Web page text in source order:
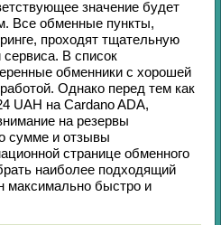
значение будет
Все обменные пункты,
проходят тщательную
В список
обменники с хорошей
Однако перед тем как
UAH на Cardano ADA,
на резервы
сумме и отзывы
странице обменного
наиболее подходящий
максимально быстро и